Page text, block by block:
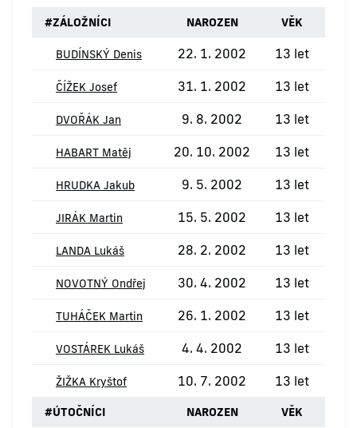
#ZÁLOŽNÍCI NAROZEN VĚK
BUDÍNSKÝ Denis 22. 1. 2002 13 let
ČÍŽEK Josef 31. 1. 2002 13 let
DVOŘÁK Jan 9. 8. 2002 13 let
HABART Matěj 20. 10. 2002 13 let
HRUDKA Jakub 9. 5. 2002 13 let
JIRÁK Martin 15. 5. 2002 13 let
LANDA Lukáš 28. 2. 2002 13 let
NOVOTNÝ Ondřej 30. 4. 2002 13 let
TUHÁČEK Martin 26. 1. 2002 13 let
VOSTÁREK Lukáš 4. 4. 2002 13 let
ŽIŽKA Kryštof 10. 7. 2002 13 let
#ÚTOČNÍCI NAROZEN VĚK